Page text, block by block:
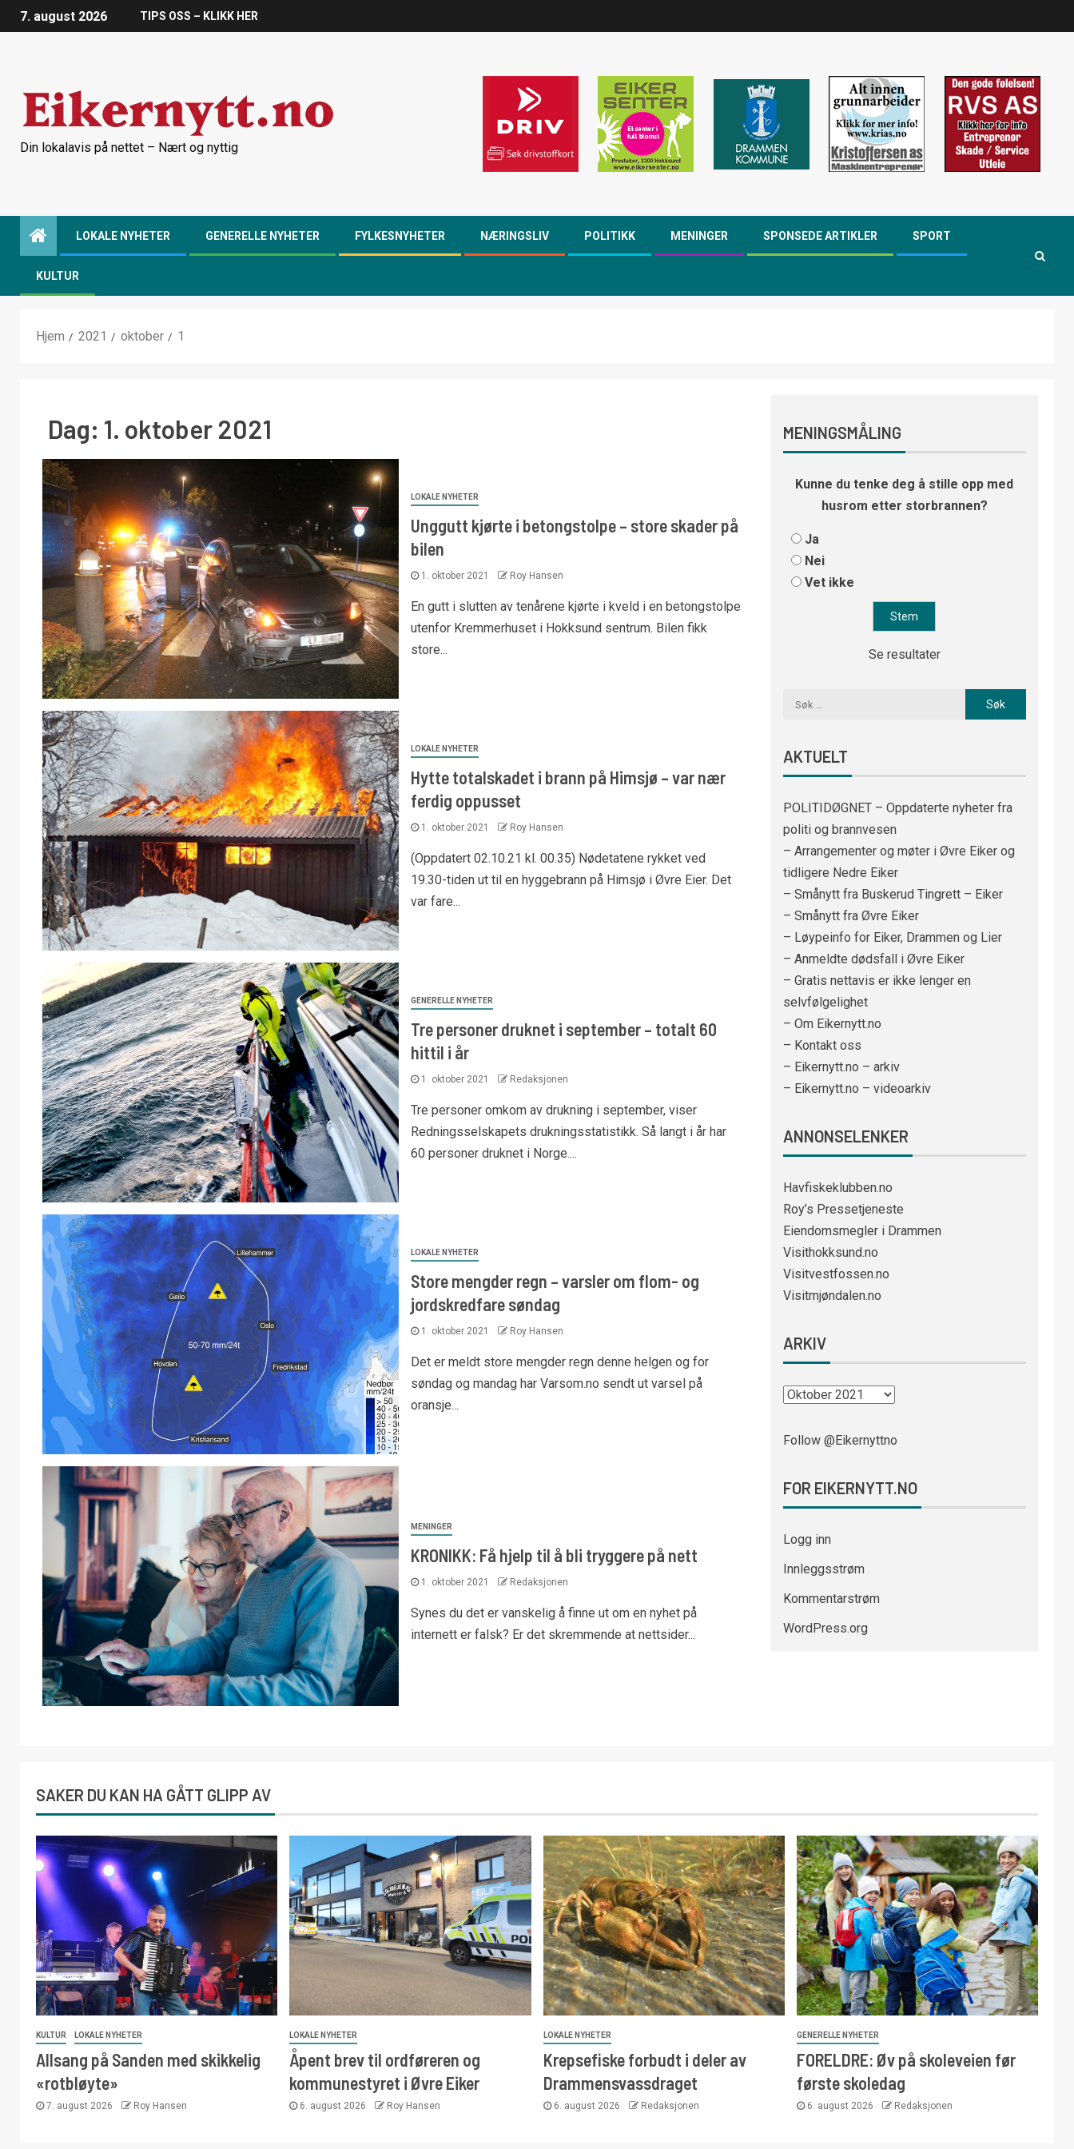
7. august 2026 TIPS OSS – KLIKK HER
Din lokalavis på nettet – Nært og nyttig
LOKALE NYHETER GENERELLE NYHETER FYLKESNYHETER NÆRINGSLIV POLITIKK MENINGER SPONSEDE ARTIKLER SPORT
KULTUR
Hjem 2021 oktober 1
Dag: 1. oktober 2021
LOKALE NYHETER
Unggutt kjørte i betongstolpe – store skader på
bilen
1. oktober 2021 Roy Hansen
En gutt i slutten av tenårene kjørte i kveld i en betongstolpe
utenfor Kremmerhuset i Hokksund sentrum. Bilen fikk
store...
LOKALE NYHETER
Hytte totalskadet i brann på Himsjø – var nær
ferdig oppusset
1. oktober 2021 Roy Hansen
(Oppdatert 02.10.21 kl. 00.35) Nødetatene rykket ved
19.30-tiden ut til en hyggebrann på Himsjø i Øvre Eier. Det
var fare...
GENERELLE NYHETER
Tre personer druknet i september – totalt 60
hittil i år
1. oktober 2021 Redaksjonen
Tre personer omkom av drukning i september, viser
Redningsselskapets drukningsstatistikk. Så langt i år har
60 personer druknet i Norge....
LOKALE NYHETER
Store mengder regn – varsler om flom- og
jordskredfare søndag
1. oktober 2021 Roy Hansen
Det er meldt store mengder regn denne helgen og for
søndag og mandag har Varsom.no sendt ut varsel på
oransje...
MENINGER
KRONIKK: Få hjelp til å bli tryggere på nett
1. oktober 2021 Redaksjonen
Synes du det er vanskelig å finne ut om en nyhet på
internett er falsk? Er det skremmende at nettsider...
MENINGSMÅLING
Kunne du tenke deg å stille opp med
husrom etter storbrannen?
Ja
Nei
Vet ikke
Se resultater
AKTUELT
POLITIDØGNET – Oppdaterte nyheter fra
politi og brannvesen
– Arrangementer og møter i Øvre Eiker og
tidligere Nedre Eiker
– Smånytt fra Buskerud Tingrett – Eiker
– Smånytt fra Øvre Eiker
– Løypeinfo for Eiker, Drammen og Lier
– Anmeldte dødsfall i Øvre Eiker
– Gratis nettavis er ikke lenger en
selvfølgelighet
– Om Eikernytt.no
– Kontakt oss
– Eikernytt.no – arkiv
– Eikernytt.no – videoarkiv
ANNONSELENKER
Havfiskeklubben.no
Roy’s Pressetjeneste
Eiendomsmegler i Drammen
Visithokksund.no
Visitvestfossen.no
Visitmjøndalen.no
ARKIV
Follow @Eikernyttno
FOR EIKERNYTT.NO
Logg inn
Innleggsstrøm
Kommentarstrøm
WordPress.org
SAKER DU KAN HA GÅTT GLIPP AV
KULTUR LOKALE NYHETER
Allsang på Sanden med skikkelig
«rotbløyte»
7. august 2026 Roy Hansen
LOKALE NYHETER
Åpent brev til ordføreren og
kommunestyret i Øvre Eiker
6. august 2026 Roy Hansen
LOKALE NYHETER
Krepsefiske forbudt i deler av
Drammensvassdraget
6. august 2026 Redaksjonen
GENERELLE NYHETER
FORELDRE: Øv på skoleveien før
første skoledag
6. august 2026 Redaksjonen